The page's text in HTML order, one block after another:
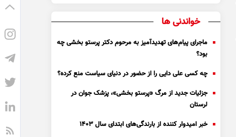
خواندنی ها
ماجرای پیام‌های تهدیدآمیز به مرحوم دکتر پرستو بخشی چه
بود؟
چه کسی علی دایی را از حضور در دنیای سیاست منع کرده؟
جزئیات جدید از مرگ «پرستو بخشی»، پزشک جوان در
لرستان
خبر امیدوار کننده از بارندگی‌های ابتدای سال ۱۴۰۳